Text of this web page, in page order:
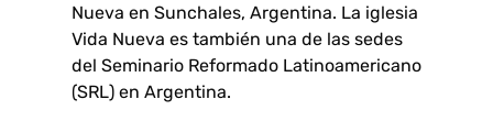
Nueva en Sunchales, Argentina. La iglesia
Vida Nueva es también una de las sedes
del Seminario Reformado Latinoamericano
(SRL) en Argentina.